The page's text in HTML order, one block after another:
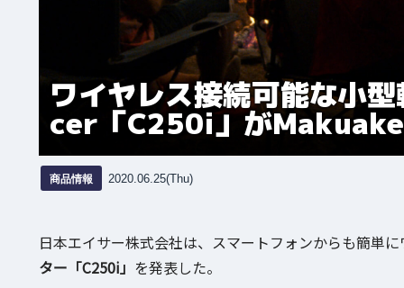
ワイヤレス接続可能な小
cer「C250i」がMakuake
商品情報 2020.06.25(Thu)
日本エイサー株式会社は、スマートフォンからも簡単
ター「C250i」 を発表した。